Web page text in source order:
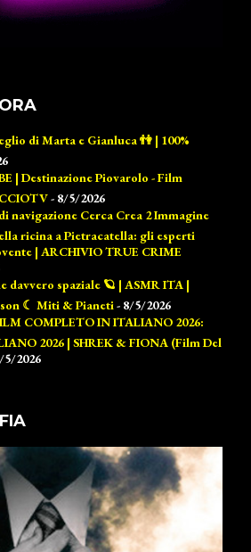
di Marta e Gianluca 👫 | 100%
| Destinazione Piovarolo - Film
- 8/5/2026
navigazione Cerca Crea 2 Immagine
ricina a Pietracatella: gli esperti
| ARCHIVIO TRUE CRIME
davvero spaziale 🪐 | ASMR ITA |
☾ Miti & Pianeti- 8/5/2026
COMPLETO IN ITALIANO 2026:
2026 | SHREK & FIONA (Film Del
5/2026